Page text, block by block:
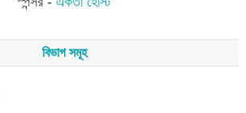
বিভাগ সমূহ